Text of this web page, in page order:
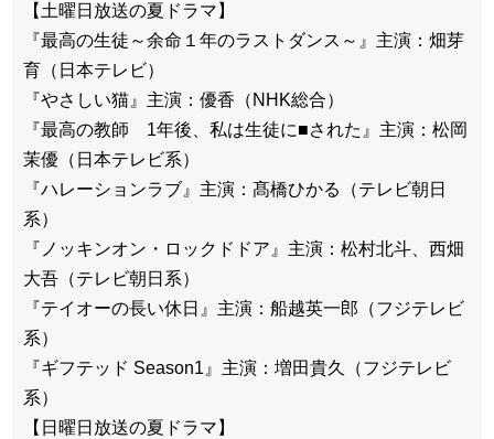
【土曜日放送の夏ドラマ】
『最高の生徒～余命１年のラストダンス～』主演：畑芽
育（日本テレビ）
『やさしい猫』主演：優香（NHK総合）
『最高の教師 1年後、私は生徒に■された』主演：松岡
茉優（日本テレビ系）
『ハレーションラブ』主演：髙橋ひかる（テレビ朝日
系）
『ノッキンオン・ロックドドア』主演：松村北斗、西畑
大吾（テレビ朝日系）
『テイオーの長い休日』主演：船越英一郎（フジテレビ
系）
『ギフテッド Season1』主演：増田貴久（フジテレビ
系）
【日曜日放送の夏ドラマ】